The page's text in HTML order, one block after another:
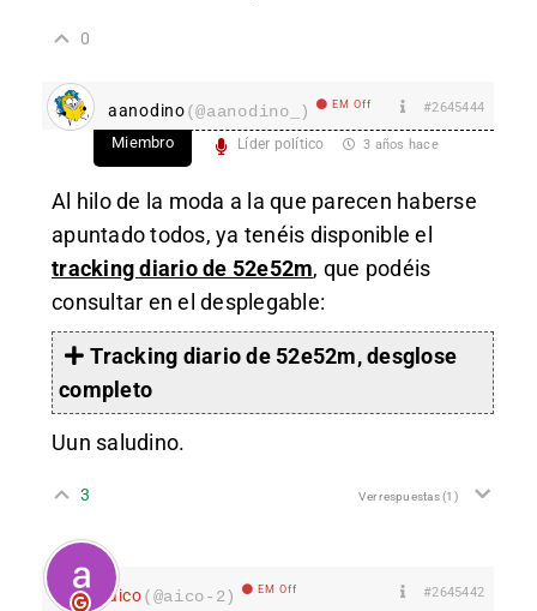
0
aanodino(@aanodino_) EM Off #2645444
Miembro Líder político 3 años hace
Al hilo de la moda a la que parecen haberse
apuntado todos, ya tenéis disponible el
tracking diario de 52e52m, que podéis
consultar en el desplegable:
Tracking diario de 52e52m, desglose
completo
Uun saludino.
3 Ver respuestas(1)
aico(@aico-2) EM Off #2645442